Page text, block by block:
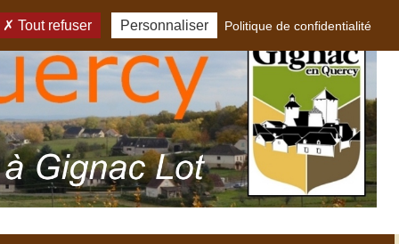
Tout refuser Personnaliser Politique de confidentialité